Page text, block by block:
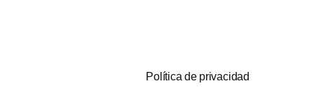
Política de privacidad